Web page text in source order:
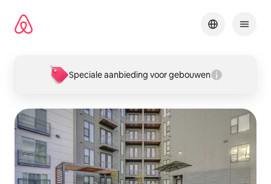
direct
naar
Speciale aanbieding voor gebouwen